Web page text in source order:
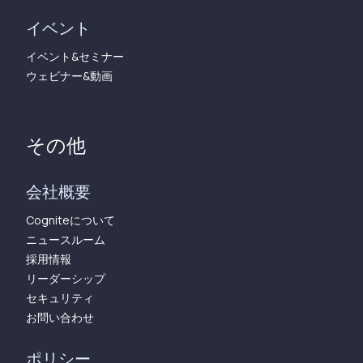
イベント
イベント&セミナー
ウェビナー&動画
その他
会社概要
Cogniteについて
ニュースルーム
採用情報
リーダーシップ
セキュリティ
お問い合わせ